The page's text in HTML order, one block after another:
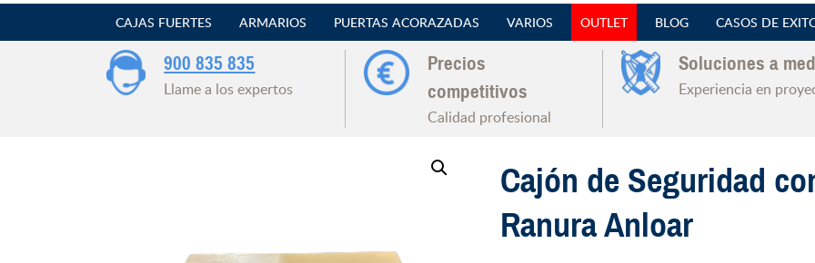
CAJAS FUERTES ARMARIOS PUERTAS ACORAZADAS VARIOS OUTLET BLOG CASOS DE
900 835 835
Llame a los expertos
Precios
competitivos
Calidad profesional
Soluciones a
Experiencia en
Cajón de Seguridad
Ranura Anloar